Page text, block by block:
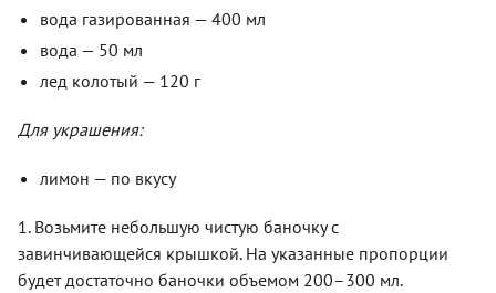
вода газированная — 400 мл
вода — 50 мл
лед колотый — 120 г
Для украшения:
лимон — по вкусу
1. Возьмите небольшую чистую баночку с
завинчивающейся крышкой. На указанные пропорции
будет достаточно баночки объемом 200–300 мл.